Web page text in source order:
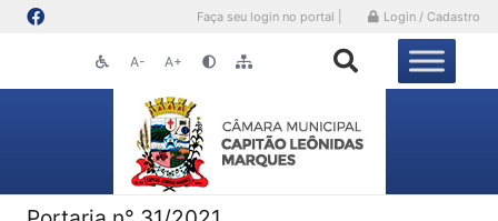
Faça seu login no portal | Login / Cadastro
A- A+